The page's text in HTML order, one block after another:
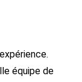
équipe de